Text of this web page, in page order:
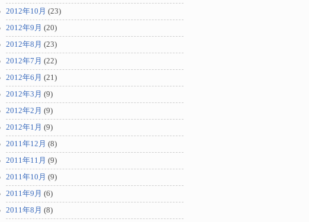
2012年10月 (23)
2012年9月 (20)
2012年8月 (23)
2012年7月 (22)
2012年6月 (21)
2012年3月 (9)
2012年2月 (9)
2012年1月 (9)
2011年12月 (8)
2011年11月 (9)
2011年10月 (9)
2011年9月 (6)
2011年8月 (8)